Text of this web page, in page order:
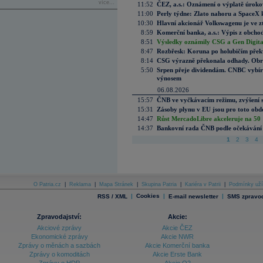
více...
11:52 ČEZ, a.s.: Oznámení o výplatě
11:00 Perly týdne: Zlato nahoru a SpaceX
10:30 Hlavní akcionář Volkswagenu je ve
8:59 Komerční banka, a.s.: Výpis z
8:51
Výsledky oznámily CSG a Gen
8:47 Rozbřesk: Koruna po holubičím
8:14 CSG výrazně překonala odhady.
5:50 Srpen přeje dividendám. CNBC
výnosem
06.08.2026
15:57 ČNB ve vyčkávacím režimu, zvýšení
15:31
Zásoby plynu v EU jsou pro toto
14:47 Růst MercadoLibre akceleruje na
14:37 Bankovní rada ČNB podle
1 2 3 4
O Patria.cz Reklama Mapa Stránek Skupina Patria Kariéra v Patrii Podmínky
RSS / XML | Cookies | E-mail newsletter | SMS
Zpravodajství:
Akciové zprávy
Ekonomické zprávy
Zprávy o měnách a sazbách
Zprávy o komoditách
Akcie:
Akcie ČEZ
Akcie NWR
Akcie Komerční banka
Akcie Erste Bank